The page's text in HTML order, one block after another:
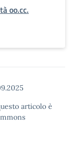
oo.cc.
articolo è